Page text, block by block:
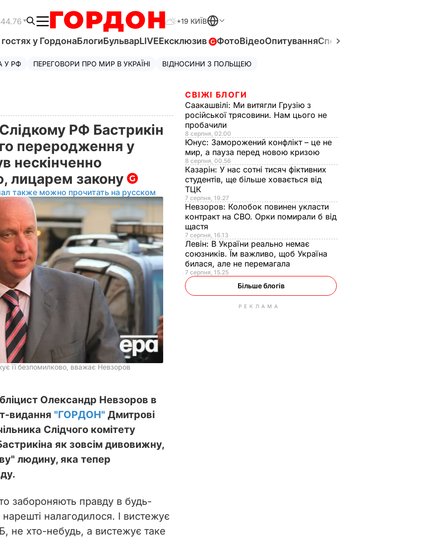
+19 КИЇВ
у ГордонаБлогиБульварLIVEЕксклюзив ФотоВідеоОпитуванняСпецпроєкти
У РФ ПЕРЕГОВОРИ ПРО МИР В УКРАЇНІ ВІДНОСИНИ З ПОЛЬЩЕЮ
РФ Бастрикін
переродження у
нескінченно
лицарем закону
также можно прочитать на русском
її безпомилково, вважає Невзоров
Олександр Невзоров в
видання "ГОРДОН" Дмитрові
Слідчого комітету
як зовсім дивовижну,
людину, яка тепер
забороняють правду в будь-
налагодилося. І вистежує
не хто-небудь, а вистежує таке
СВІЖІ БЛОГИ
Саакашвілі: Ми витягли Грузію з
російської трясовини. Нам цього не
пробачили
8 серпня, 02.00
Юнус: Заморожений конфлікт – це не
мир, а пауза перед новою кризою
8 серпня, 00.56
Казарін: У нас сотні тисяч фіктивних
студентів, ще більше ховається від
ТЦК
7 серпня, 19.27
Невзоров: Колобок повинен укласти
контракт на СВО. Орки помирали б від
щастя
7 серпня, 16.13
Левін: В України реально немає
союзників. Їм важливо, щоб Україна
билася, але не перемагала
7 серпня, 15.25
Більше блогів
РЕКЛАМА